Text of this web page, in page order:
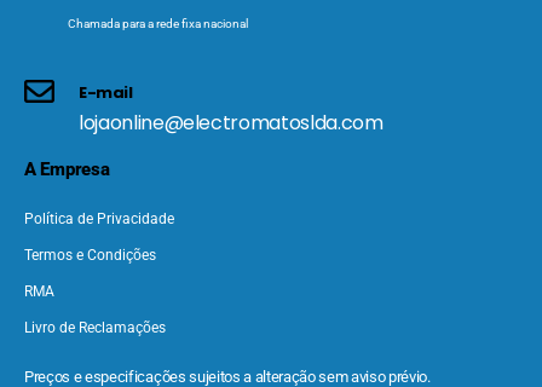
Chamada para a rede fixa nacional
E-mail
lojaonline@electromatoslda.com
A Empresa
Política de Privacidade
Termos e Condições
RMA
Livro de Reclamações
Preços e especificações sujeitos a alteração sem aviso prévio.